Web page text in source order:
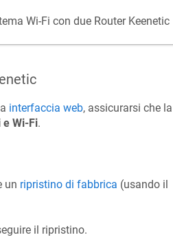
Wi-Fi con due Router Keenetic
interfaccia web, assicurarsi che la
Wi-Fi.
un ripristino di fabbrica (usando il
il ripristino.